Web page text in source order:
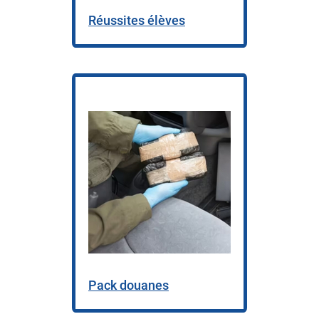
Réussites élèves
Pack douanes